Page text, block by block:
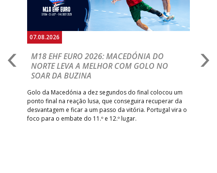
07.08.2026
M18 EHF EURO 2026: MACEDÓNIA DO
NORTE LEVA A MELHOR COM GOLO NO
SOAR DA BUZINA
Golo da Macedónia a dez segundos do final colocou um
ponto final na reação lusa, que conseguira recuperar da
desvantagem e ficar a um passo da vitória. Portugal vira o
foco para o embate do 11.º e 12.º lugar.